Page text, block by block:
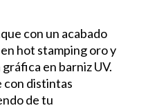
con un acabado
hot stamping oro y
en barniz UV.
con distintas
de tu